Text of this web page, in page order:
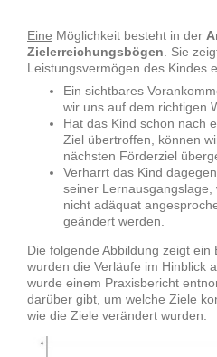
Eine Möglichkeit besteht in der
Zielerreichungsbögen . Sie
Leistungsvermögen des Kindes
Ein sichtbares
wir uns auf dem richtigen
Hat das Kind schon nach
Ziel übertroffen, können
nächsten Förderziel
Verharrt das Kind
seiner
nicht adäquat
geändert werden.
Die folgende Abbildung zeigt ein
wurden die Verläufe im Hinblick
wurde einem Praxisbericht
darüber gibt, um welche Ziele
wie die Ziele verändert wurden.